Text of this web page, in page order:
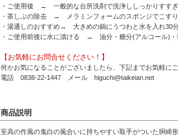
・ご使用後 → 一般的な台所洗剤で洗浄ししっかりすす
・茶しぶの除去 → メラミンフォームのスポンジでこす
・湯通しのおすすめ→ 大きめの鍋にうつわと水を入れ30
・ご使用前後に水に漬ける → 油分・糖分(アルコール)・
【お気軽にお問合せください！】
何かお気になることがございましたら、下記までお気軽にご
電話 0838-22-1447 メール higuchi@taikeian.net
商品説明
至高の作風の鬼白の風合いに持ちやすい取手がついた胴締